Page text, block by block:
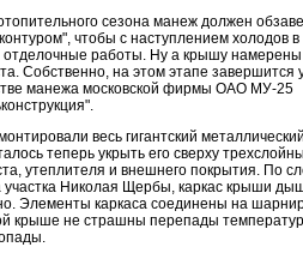
сезона манеж должен
чтобы с наступлением холодов
отделочные работы. Ну а крышу намерены
Собственно, на этом этапе завершится
манежа московской фирмы ОАО МУ-25
весь гигантский
теперь укрыть его сверху
утеплителя и внешнего покрытия. По
участка Николая Щербы, каркас крыши
Элементы каркаса соединены на
крыше не страшны перепады